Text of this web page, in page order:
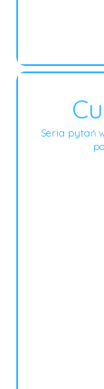
Seria pytań